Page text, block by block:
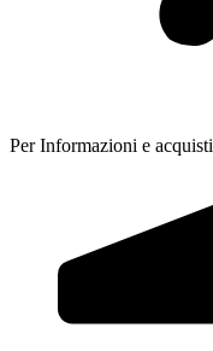
Per Informazioni e acquisti